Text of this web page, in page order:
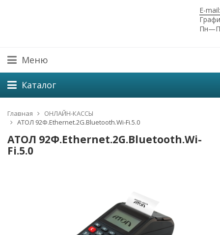
E-
Меню
Каталог
Главная
ОНЛАЙН-КАССЫ
АТОЛ 92Ф.Ethernet.2G.Bluetooth.Wi-Fi.5.0
АТОЛ 92Ф.Ethernet.2G.Bluetooth.Wi-
Fi.5.0